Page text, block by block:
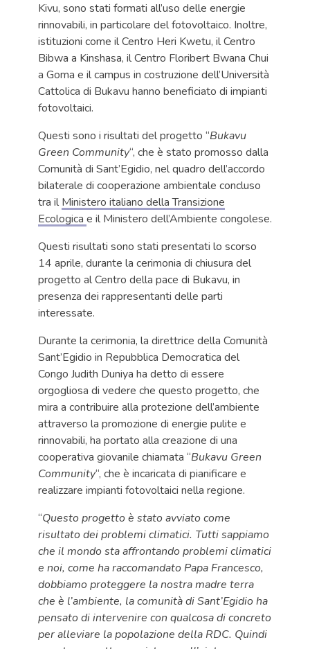
Kivu, sono stati formati all’uso delle energie
rinnovabili, in particolare del fotovoltaico. Inoltre,
istituzioni come il Centro Heri Kwetu, il Centro
Bibwa a Kinshasa, il Centro Floribert Bwana Chui
a Goma e il campus in costruzione dell’Università
Cattolica di Bukavu hanno beneficiato di impianti
fotovoltaici.
Questi sono i risultati del progetto “Bukavu
Green Community“, che è stato promosso dalla
Comunità di Sant’Egidio, nel quadro dell’accordo
bilaterale di cooperazione ambientale concluso
tra ilMinistero italiano della Transizione
Ecologica e il Ministero dell’Ambiente congolese.
Questi risultati sono stati presentati lo scorso
14 aprile, durante la cerimonia di chiusura del
progetto al Centro della pace di Bukavu, in
presenza dei rappresentanti delle parti
interessate.
Durante la cerimonia, la direttrice della Comunità
Sant’Egidio in Repubblica Democratica del
Congo Judith Duniya ha detto di essere
orgogliosa di vedere che questo progetto, che
mira a contribuire alla protezione dell’ambiente
attraverso la promozione di energie pulite e
rinnovabili, ha portato alla creazione di una
cooperativa giovanile chiamata “Bukavu Green
Community“, che è incaricata di pianificare e
realizzare impianti fotovoltaici nella regione.
“Questo progetto è stato avviato come
risultato dei problemi climatici. Tutti sappiamo
che il mondo sta affrontando problemi climatici
e noi, come ha raccomandato Papa Francesco,
dobbiamo proteggere la nostra madre terra
che è l’ambiente, la comunità di Sant’Egidio ha
pensato di intervenire con qualcosa di concreto
per alleviare la popolazione della RDC. Quindi